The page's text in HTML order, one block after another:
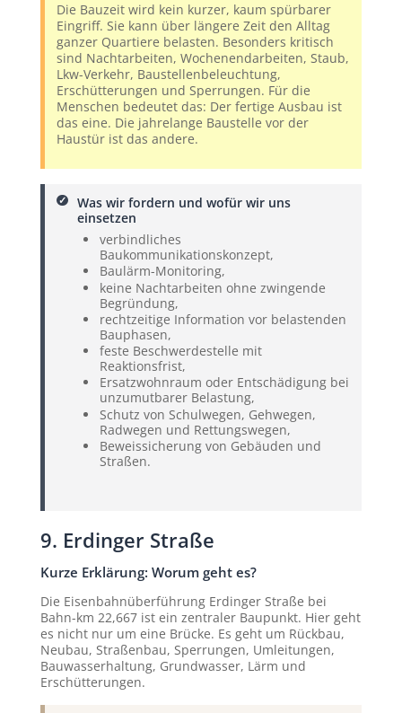
Die Bauzeit wird kein kurzer, kaum spürbarer
Eingriff. Sie kann über längere Zeit den Alltag
ganzer Quartiere belasten. Besonders kritisch
sind Nachtarbeiten, Wochenendarbeiten, Staub,
Lkw-Verkehr, Baustellenbeleuchtung,
Erschütterungen und Sperrungen. Für die
Menschen bedeutet das: Der fertige Ausbau ist
das eine. Die jahrelange Baustelle vor der
Haustür ist das andere.
Was wir fordern und wofür wir uns
einsetzen
verbindliches
Baukommunikationskonzept,
Baulärm-Monitoring,
keine Nachtarbeiten ohne zwingende
Begründung,
rechtzeitige Information vor belastenden
Bauphasen,
feste Beschwerdestelle mit
Reaktionsfrist,
Ersatzwohnraum oder Entschädigung bei
unzumutbarer Belastung,
Schutz von Schulwegen, Gehwegen,
Radwegen und Rettungswegen,
Beweissicherung von Gebäuden und
Straßen.
9. Erdinger Straße
Kurze Erklärung: Worum geht es?
Die Eisenbahnüberführung Erdinger Straße bei
Bahn-km 22,667 ist ein zentraler Baupunkt. Hier geht
es nicht nur um eine Brücke. Es geht um Rückbau,
Neubau, Straßenbau, Sperrungen, Umleitungen,
Bauwasserhaltung, Grundwasser, Lärm und
Erschütterungen.